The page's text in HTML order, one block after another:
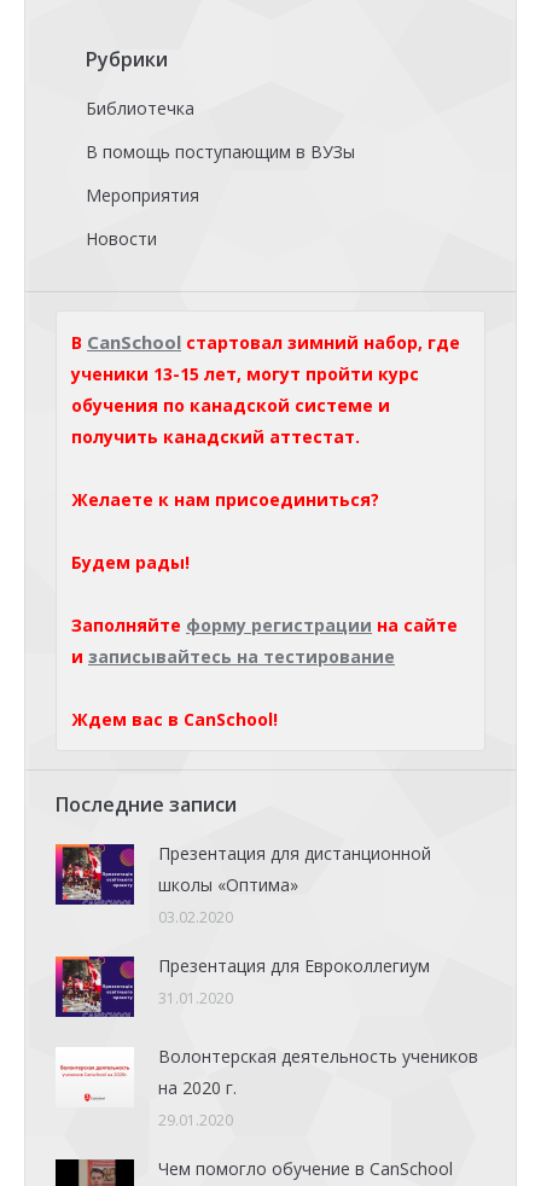
Рубрики
Библиотечка
В помощь поступающим в ВУЗы
Мероприятия
Новости
В CanSchool стартовал зимний набор, где
ученики 13-15 лет, могут пройти курс
обучения по канадской системе и
получить канадский аттестат.
Желаете к нам присоединиться?
Будем рады!
Заполняйте форму регистрации на сайте
и записывайтесь на тестирование
Ждем вас в CanSchool!
Последние записи
Презентация для дистанционной
школы «Оптима»
03.02.2020
Презентация для Евроколлегиум
31.01.2020
Волонтерская деятельность учеников
на 2020 г.
29.01.2020
Чем помогло обучение в CanSchool